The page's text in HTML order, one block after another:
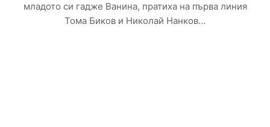
младото си гадже Ванина, пратиха на първа линия
Тома Биков и Николай Нанков…